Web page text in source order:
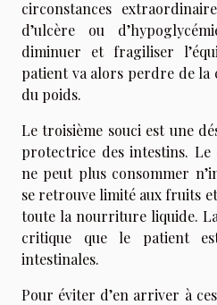
circonstances
d’ulcère ou
diminuer et fragiliser
patient va alors perdre de la
du poids.
Le troisième souci est une
protectrice des intestins. Le
ne peut plus consommer
se retrouve limité aux fruits et
toute la nourriture liquide.
critique que le patient
intestinales.
Pour éviter d’en arriver à